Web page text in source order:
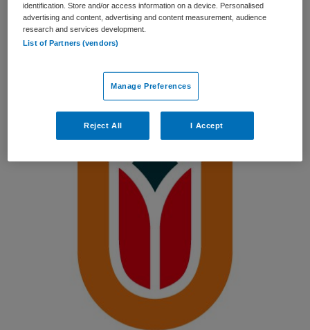
Deze vacature Projectleider Living Lab Kinder- en
jeugdpsychiatrie bij Amsterdam UMC is niet meer
actueel. Hieronder staan enkele vergelijkbare vacatures
identification. Store and/or access information on a device. Personalised
advertising and content, advertising and content measurement, audience
research and services development.
List of Partners (vendors)
Manage Preferences
Reject All I Accept